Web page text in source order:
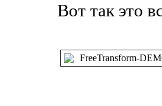
Вот так это
FreeTransform-